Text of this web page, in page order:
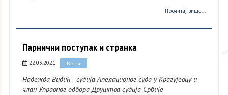
Прочитај више...
Парнични поступак и странка
22.03.2021 Вести
Надежда Видић - судија Апелационог суда у Крагујевцу и
члан Управног одбора Друштва судија Србије